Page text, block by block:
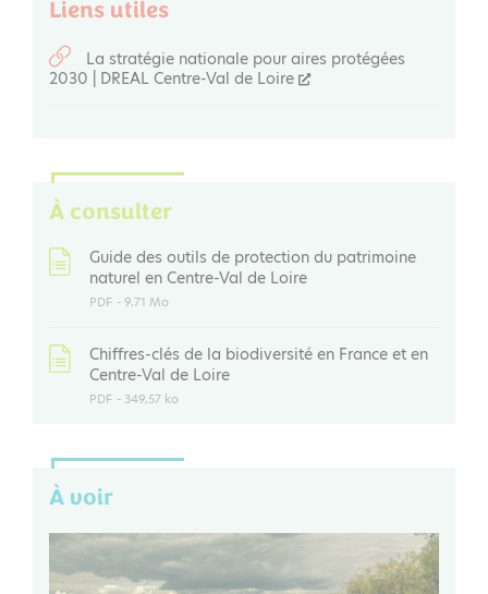
Liens utiles
La stratégie nationale pour aires protégées
2030 | DREAL Centre-Val de Loire
À consulter
Guide des outils de protection du patrimoine
naturel en Centre-Val de Loire
PDF - 9,71 Mo
Chiffres-clés de la biodiversité en France et en
Centre-Val de Loire
PDF - 349,57 ko
À voir